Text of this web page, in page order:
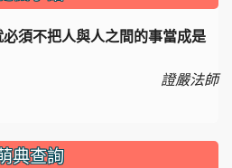
須不把人與人之間的事當成是
證嚴法師
典查詢